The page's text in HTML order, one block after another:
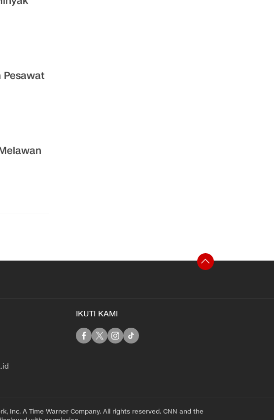
Pesawat
IKUTI KAMI
Inc. A Time Warner Company. All rights reserved. CNN and the